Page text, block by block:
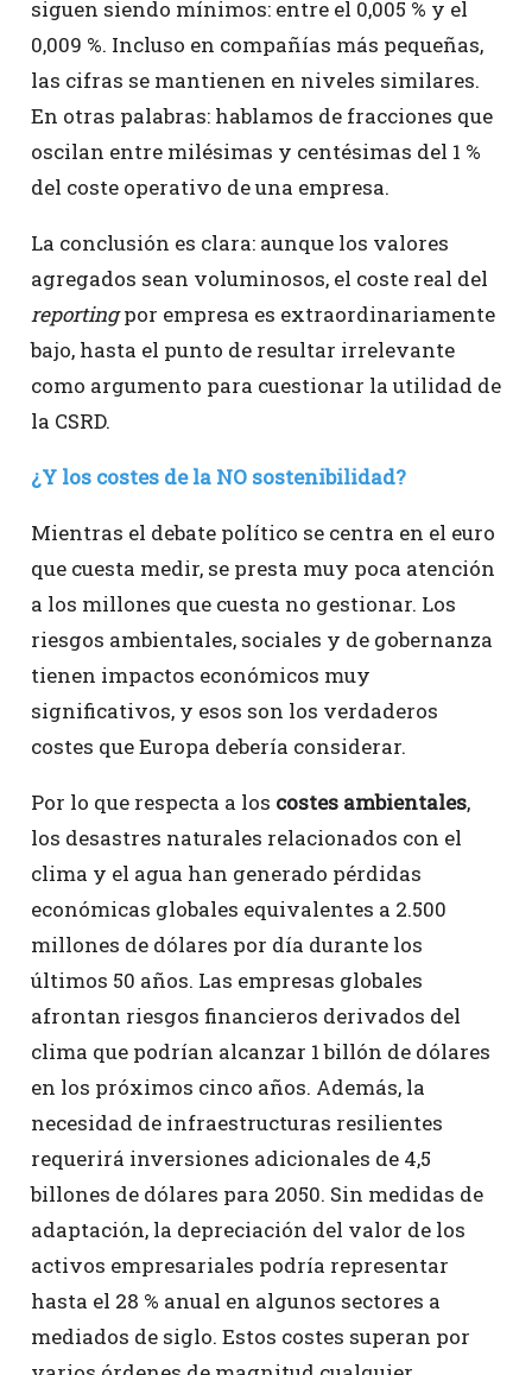
siguen siendo mínimos: entre el 0,005 % y el
0,009 %. Incluso en compañías más pequeñas,
las cifras se mantienen en niveles similares.
En otras palabras: hablamos de fracciones que
oscilan entre milésimas y centésimas del 1 %
del coste operativo de una empresa.
La conclusión es clara: aunque los valores
agregados sean voluminosos, el coste real del
reportingpor empresa es extraordinariamente
bajo, hasta el punto de resultar irrelevante
como argumento para cuestionar la utilidad de
la CSRD.
¿Y los costes de la NO sostenibilidad?
Mientras el debate político se centra en el euro
que cuesta medir, se presta muy poca atención
a los millones que cuesta no gestionar. Los
riesgos ambientales, sociales y de gobernanza
tienen impactos económicos muy
significativos, y esos son los verdaderos
costes que Europa debería considerar.
Por lo que respecta a los costes ambientales,
los desastres naturales relacionados con el
clima y el agua han generado pérdidas
económicas globales equivalentes a 2.500
millones de dólares por día durante los
últimos 50 años. Las empresas globales
afrontan riesgos financieros derivados del
clima que podrían alcanzar 1 billón de dólares
en los próximos cinco años. Además, la
necesidad de infraestructuras resilientes
requerirá inversiones adicionales de 4,5
billones de dólares para 2050. Sin medidas de
adaptación, la depreciación del valor de los
activos empresariales podría representar
hasta el 28 % anual en algunos sectores a
mediados de siglo. Estos costes superan por